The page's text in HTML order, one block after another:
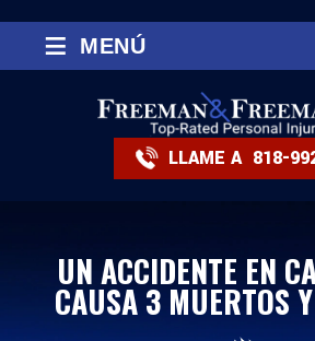
LLAME A 818-
≡ MENÚ
UN ACCIDENTE EN
CAUSA 3 MUERTOS